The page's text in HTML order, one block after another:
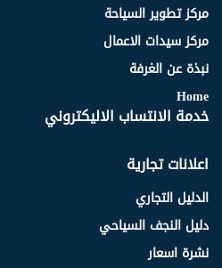
مركز تطوير السياحة
مركز سيدات الاعمال
نبذة عن الغرفة
Home
خدمة الانتساب الاليكتروني
اعلانات تجارية
الدليل التجاري
دليل النجف السياحي
نشرة اسعار